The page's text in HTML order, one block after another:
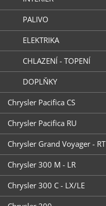
PALIVO
ELEKTRIKA
CHLAZENÍ - TOPENÍ
DOPLŇKY
Chrysler Pacifica CS
Chrysler Pacifica RU
Chrysler Grand Voyager - RT
Chrysler 300 M - LR
Chrysler 300 C - LX/LE